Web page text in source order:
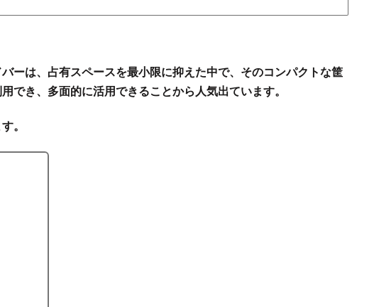
ーは、占有スペースを最小限に抑えた中で、そのコンパクトな筐
き、多面的に活用できることから人気出ています。
。